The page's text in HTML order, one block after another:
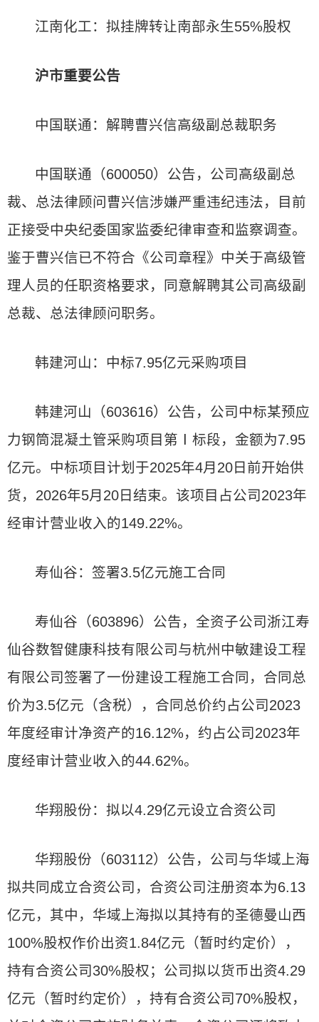
江南化工：拟挂牌转让南部永生55%股权
沪市重要公告
中国联通：解聘曹兴信高级副总裁职务
中国联通（600050）公告，公司高级副总
裁、总法律顾问曹兴信涉嫌严重违纪违法，目前
正接受中央纪委国家监委纪律审查和监察调查。
鉴于曹兴信已不符合《公司章程》中关于高级管
理人员的任职资格要求，同意解聘其公司高级副
总裁、总法律顾问职务。
韩建河山：中标7.95亿元采购项目
韩建河山（603616）公告，公司中标某预应
力钢筒混凝土管采购项目第Ⅰ标段，金额为7.95
亿元。中标项目计划于2025年4月20日前开始供
货，2026年5月20日结束。该项目占公司2023年
经审计营业收入的149.22%。
寿仙谷：签署3.5亿元施工合同
寿仙谷（603896）公告，全资子公司浙江寿
仙谷数智健康科技有限公司与杭州中敏建设工程
有限公司签署了一份建设工程施工合同，合同总
价为3.5亿元（含税），合同总价约占公司2023
年度经审计净资产的16.12%，约占公司2023年
度经审计营业收入的44.62%。
华翔股份：拟以4.29亿元设立合资公司
华翔股份（603112）公告，公司与华域上海
拟共同成立合资公司，合资公司注册资本为6.13
亿元，其中，华域上海拟以其持有的圣德曼山西
100%股权作价出资1.84亿元（暂时约定价），
持有合资公司30%股权；公司拟以货币出资4.29
亿元（暂时约定价），持有合资公司70%股权，